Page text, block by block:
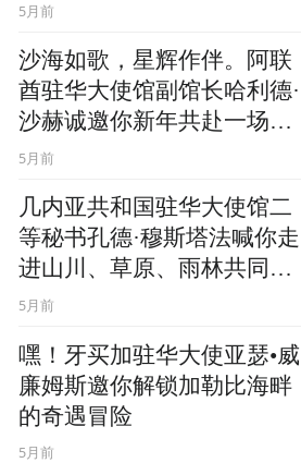
5月前
沙海如歌，星辉作伴。阿联
酋驻华大使馆副馆长哈利德·
沙赫诚邀你新年共赴一场金
色奇遇
5月前
几内亚共和国驻华大使馆二
等秘书孔德·穆斯塔法喊你走
进山川、草原、雨林共同汇
聚的宝藏国度
5月前
嘿！牙买加驻华大使亚瑟•威
廉姆斯邀你解锁加勒比海畔
的奇遇冒险
5月前